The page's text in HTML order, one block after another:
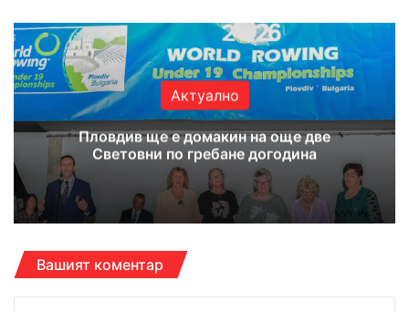
Актуално
Пловдив ще е домакин на още две
Световни по гребане догодина
Вашият коментар